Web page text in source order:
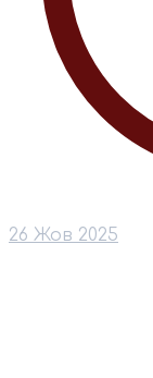
26 Жов 2025